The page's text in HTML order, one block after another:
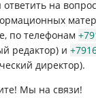
на
по телефонам
редактор) и
директор).
Мы на связи!